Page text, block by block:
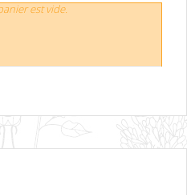
est vide.